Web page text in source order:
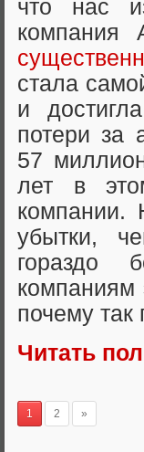
что нас
компания
стала
и
потери за
57
лет в
компании.
убытки,
гораздо
компаниям
почему так
Читать
1 2 »